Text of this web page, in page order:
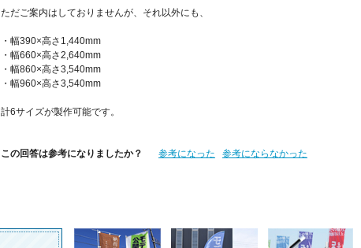
ただご案内はしておりませんが、それ以外にも、
・幅390×高さ1,440mm
・幅660×高さ2,640mm
・幅860×高さ3,540mm
・幅960×高さ3,540mm
計6サイズが製作可能です。
この回答は参考になりましたか？ 参考になった 参考にならなかった